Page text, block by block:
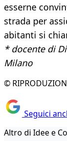
esserne
strada per
abitanti si
* docente di
Milano
©
Seguici
Altro di Idee e